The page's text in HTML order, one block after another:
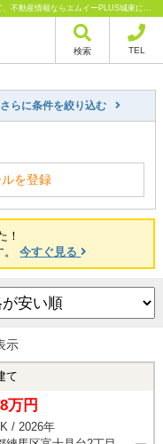
南が丘中学校(練馬区)｜埼玉・東京・千葉の新築・中古一戸建て、不動産情報ならエムイーPLUS城東にお任せください
検索 TEL
さらに条件を絞り込む
を登録
！
。今すぐ見る
示
て
万円
/ 2026年